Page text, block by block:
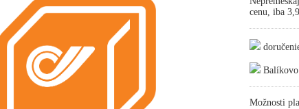
cenu, iba
Možnosti